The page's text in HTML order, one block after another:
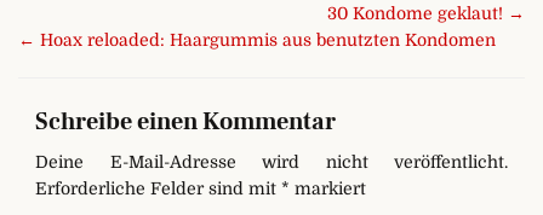
30 Kondome geklaut! →
← Hoax reloaded: Haargummis aus benutzten Kondomen
Schreibe einen Kommentar
Deine E-Mail-Adresse wird nicht veröffentlicht.
Erforderliche Felder sind mit * markiert